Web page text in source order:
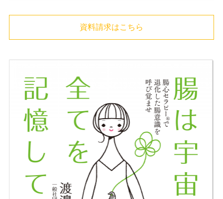
資料請求はこちら